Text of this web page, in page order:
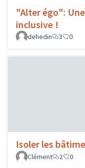
"Alter égo":
inclusive !
dehedin
3 0
Isoler les
Clément
2 0